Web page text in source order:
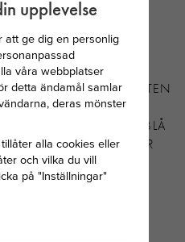
SVEDBOM MÅNADSSTEN
HJÄRTA
DECEMBER/TURKOSBLÅ
STEN 34 CM SILVER
295 KR
upplevelse
att ge dig en personlig
våra webbplatser
detta ändamål samlar
deras mönster
alla cookies eller
och vilka du vill
på "Inställningar"